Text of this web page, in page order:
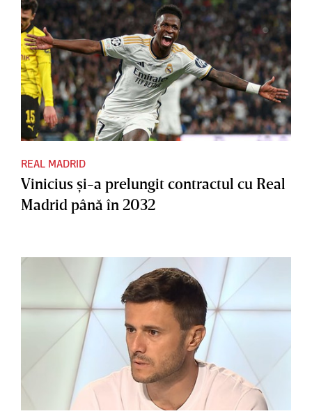
REAL MADRID
Vinicius şi-a prelungit contractul cu Real
Madrid până în 2032